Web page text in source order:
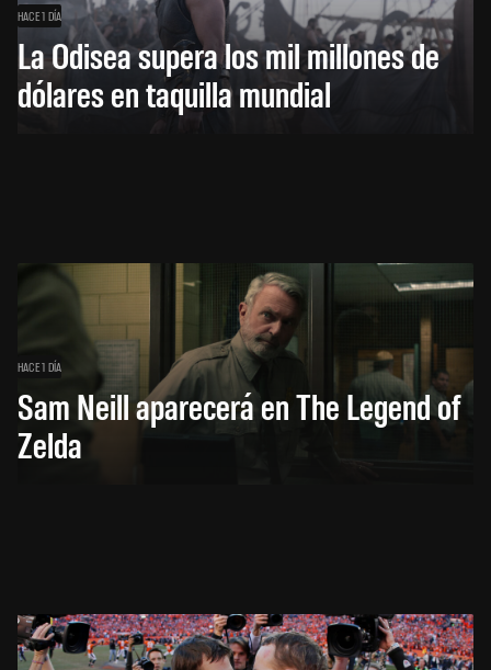
HACE 1 DÍA
La Odisea supera los mil millones de
dólares en taquilla mundial
HACE 1 DÍA
Sam Neill aparecerá en The Legend of
Zelda